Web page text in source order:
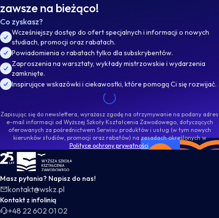
zawsze na bieżąco!
Co zyskasz?
Wcześniejszy dostęp do ofert specjalnych i informacji o nowych
studiach, promocji oraz rabatach.
Powiadomienia o rabatach tylko dla subskrybentów.
Zaproszenia na warsztaty, wykłady mistrzowskie i wydarzenia
zamknięte.
Inspirujące wskazówki i ciekawostki, które pomogą Ci się rozwijać.
Zapisując się do newslettera, wyrażasz zgodę na otrzymywanie na podany adres
e-mail informacji od Wyższej Szkoły Kształcenia Zawodowego, dotyczących
oferowanych za pośrednictwem Serwisu produktów i usług (w tym nowych
kierunków studiów, promocji oraz rabatów) na zasadach określonych w
Polityce ochrony prywatności.
WSKZ - strona główna
Masz pytania? Napisz do nas!
kontakt@wskz.pl
Kontakt z infolinią
+48 22 602 01 02